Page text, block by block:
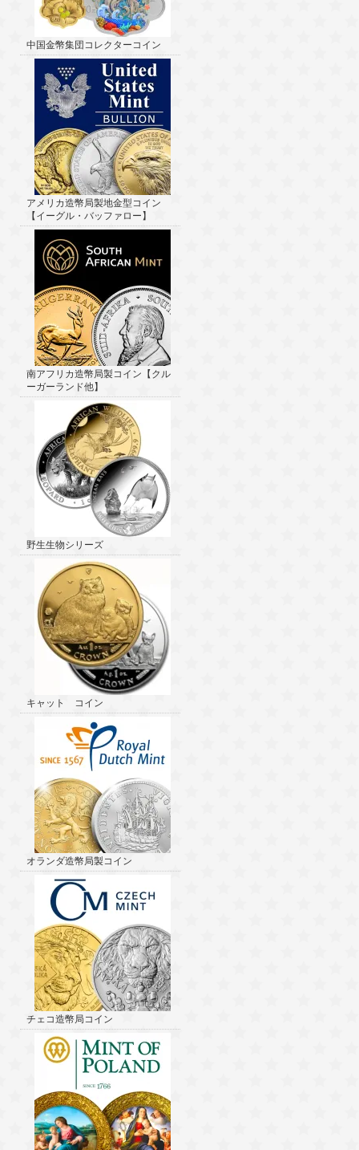
中国金幣集団コレクターコイン
アメリカ造幣局製地金型コイン
【イーグル・バッファロー】
南アフリカ造幣局製コイン【クル
ーガーランド他】
野生生物シリーズ
キャット コイン
オランダ造幣局製コイン
チェコ造幣局コイン